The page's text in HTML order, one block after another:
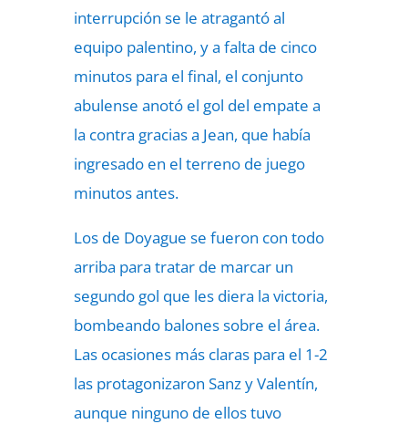
interrupción se le atragantó al
equipo palentino, y a falta de cinco
minutos para el final, el conjunto
abulense anotó el gol del empate a
la contra gracias a Jean, que había
ingresado en el terreno de juego
minutos antes.
Los de Doyague se fueron con todo
arriba para tratar de marcar un
segundo gol que les diera la victoria,
bombeando balones sobre el área.
Las ocasiones más claras para el 1-2
las protagonizaron Sanz y Valentín,
aunque ninguno de ellos tuvo